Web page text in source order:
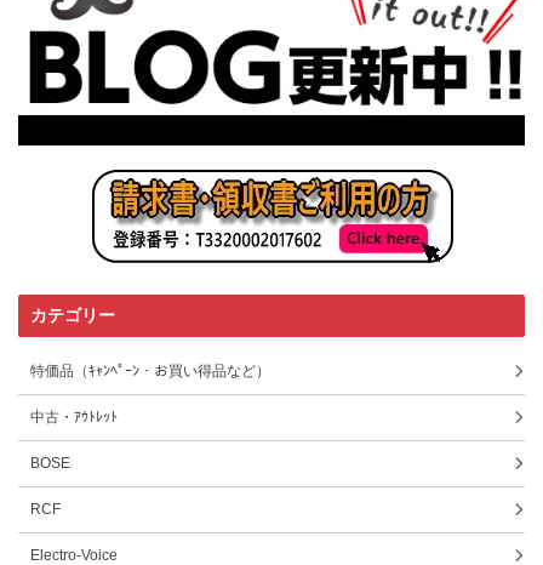
カテゴリー
特価品（ｷｬﾝﾍﾟｰﾝ・お買い得品など）
中古・ｱｳﾄﾚｯﾄ
BOSE
RCF
Electro-Voice